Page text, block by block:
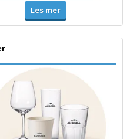
Les mer